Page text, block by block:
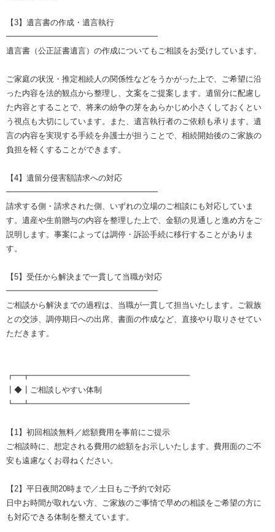
【3】遺言書の作成・遺言執行
━━━━━━━━━━━━━━━━━━━
遺言書（公正証書遺言）の作成についてもご相談をお受けしています。
ご家庭の状況・推定相続人の関係性などをうかがった上で、ご希望に沿
った内容を法的観点から整理し、文案をご提案します。遺留分に配慮し
た内容とすることで、将来の紛争の芽をあらかじめ小さくしておくとい
う視点も大切にしています。また、遺言執行者のご依頼も承ります。遺
言の内容を実現する手続を弁護士が担うことで、相続開始後のご家族の
負担を軽くすることができます。
【4】遺留分侵害額請求への対応
━━━━━━━━━━━━━━━━━━━
請求する側・請求された側、いずれの立場のご相談にも対応していま
す。遺産や生前贈与の内容を整理した上で、金額の見通しと進め方をご
説明します。事案によっては調停・訴訟手続に移行することがありま
す。
【5】受任から解決まで一貫して当職が対応
━━━━━━━━━━━━━━━━━━━
ご相談から解決までの過程は、当職が一貫して担当いたします。ご親族
との交渉、調停期日への出席、書面の作成など、直接やり取りさせてい
ただきます。
┏━┳━━━━━━━━━━━━━━━━━━━━
┃◆┃ご相談しやすい体制
┗━┻━━━━━━━━━━━━━━━━━━━━
【1】初回相談無料／総額費用を事前にご提示
ご相談時に、想定される費用の総額をお示しいたします。費用面のご不
安も遠慮なくお尋ねください。
【2】平日夜間20時まで／土日もご予約で対応
日中お時間が取れない方、ご家族のご事情で早めの相談をご希望の方に
も対応できる体制を整えています。